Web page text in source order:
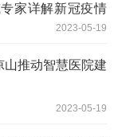
家详解新冠疫情
2023-05-19
推动智慧医院建
2023-05-19